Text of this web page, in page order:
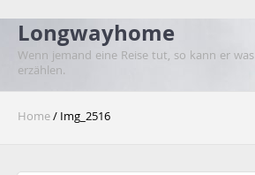
Longwayhome
Wenn jemand eine Reise tut, so kann er was
erzählen.
Home/ Img_2516